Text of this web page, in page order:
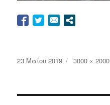
Δημοσιεύτηκε
23 Μαΐου 2019
Πλήρη
3000 × 2000